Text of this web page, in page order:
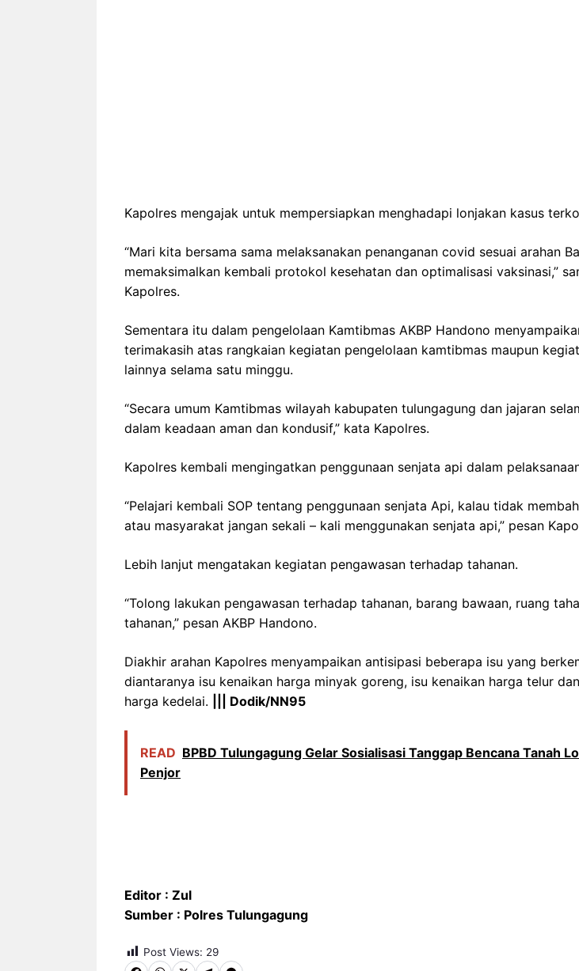
Kapolres mengajak untuk mempersiapkan menghadapi lonjakan kasus
“Mari kita bersama sama melaksanakan penanganan covid sesuai arahan
memaksimalkan kembali protokol kesehatan dan optimalisasi vaksinasi,”
Kapolres.
Sementara itu dalam pengelolaan Kamtibmas AKBP Handono
terimakasih atas rangkaian kegiatan pengelolaan kamtibmas maupun
lainnya selama satu minggu.
“Secara umum Kamtibmas wilayah kabupaten tulungagung dan jajaran
dalam keadaan aman dan kondusif,” kata Kapolres.
Kapolres kembali mengingatkan penggunaan senjata api dalam
“Pelajari kembali SOP tentang penggunaan senjata Api, kalau tidak
atau masyarakat jangan sekali – kali menggunakan senjata api,” pesan
Lebih lanjut mengatakan kegiatan pengawasan terhadap tahanan.
“Tolong lakukan pengawasan terhadap tahanan, barang bawaan, ruang
tahanan,” pesan AKBP Handono.
Diakhir arahan Kapolres menyampaikan antisipasi beberapa isu yang
diantaranya isu kenaikan harga minyak goreng, isu kenaikan harga telur
harga kedelai.
||| Dodik/NN95
READ BPBD Tulungagung Gelar Sosialisasi Tanggap Bencana Tanah
Penjor
Editor : Zul
Sumber : Polres Tulungagung
Post Views: 29